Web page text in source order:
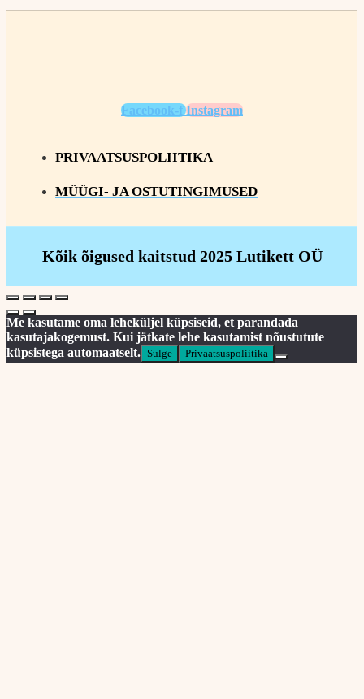
Facebook-f Instagram
PRIVAATSUSPOLIITIKA
MÜÜGI- JA OSTUTINGIMUSED
Kõik õigused kaitstud 2025 Lutikett OÜ
Me kasutame oma leheküljel küpsiseid, et parandada
kasutajakogemust. Kui jätkate lehe kasutamist nõustutute
küpsistega automaatselt. Sulge Privaatsuspoliitika